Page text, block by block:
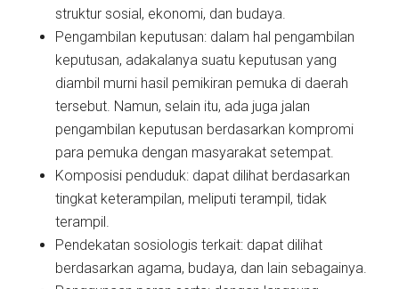
struktur sosial, ekonomi, dan budaya.
Pengambilan keputusan: dalam hal pengambilan
keputusan, adakalanya suatu keputusan yang
diambil murni hasil pemikiran pemuka di daerah
tersebut. Namun, selain itu, ada juga jalan
pengambilan keputusan berdasarkan kompromi
para pemuka dengan masyarakat setempat.
Komposisi penduduk: dapat dilihat berdasarkan
tingkat keterampilan, meliputi terampil, tidak
terampil.
Pendekatan sosiologis terkait: dapat dilihat
berdasarkan agama, budaya, dan lain sebagainya.